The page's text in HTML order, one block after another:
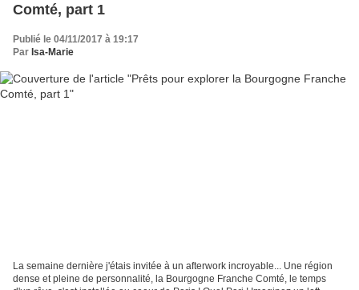
Comté, part 1
Publié le 04/11/2017 à 19:17
Par Isa-Marie
La semaine dernière j'étais invitée à un afterwork incroyable... Une région
dense et pleine de personnalité, la Bourgogne Franche Comté, le temps